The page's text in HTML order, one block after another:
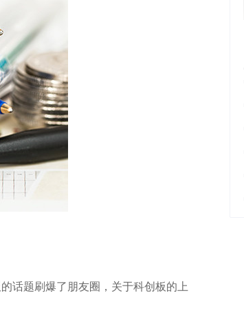
话题刷爆了朋友圈，关于科创板的上